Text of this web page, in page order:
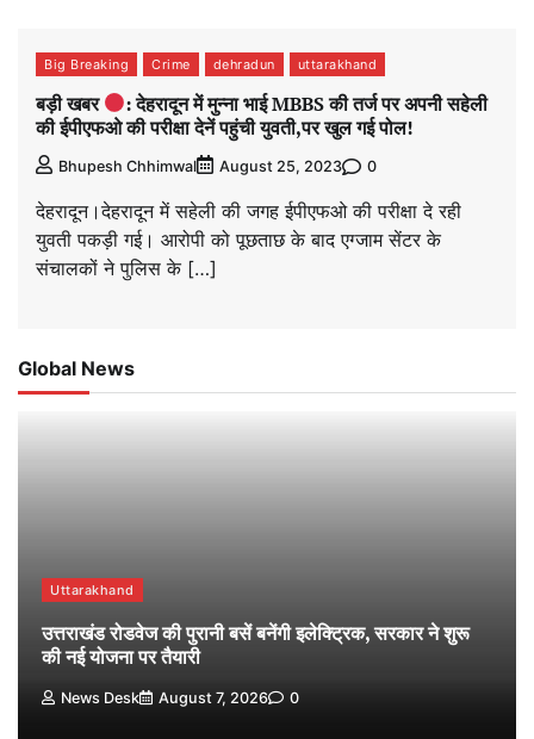
Big Breaking Crime dehradun uttarakhand
बड़ी खबर
: देहरादून में मुन्ना भाई MBBS की तर्ज पर अपनी सहेली
की ईपीएफओ की परीक्षा देनें पहुंची युवती,पर खुल गई पोल!
Bhupesh Chhimwal August 25, 2023 0
देहरादून।देहरादून में सहेली की जगह ईपीएफओ की परीक्षा दे रही
युवती पकड़ी गई। आरोपी को पूछताछ के बाद एग्जाम सेंटर के
संचालकों ने पुलिस के […]
Global News
Uttarakhand
उत्तराखंड रोडवेज की पुरानी बसें बनेंगी इलेक्ट्रिक, सरकार ने शुरू
की नई योजना पर तैयारी
News Desk August 7, 2026 0